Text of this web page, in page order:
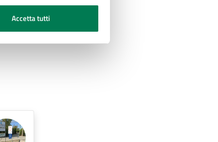
Accetta tutti